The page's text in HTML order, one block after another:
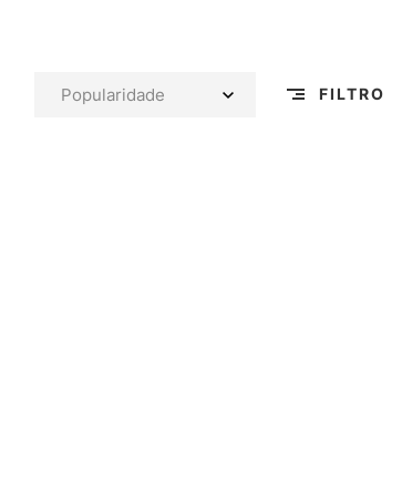
FILTRO